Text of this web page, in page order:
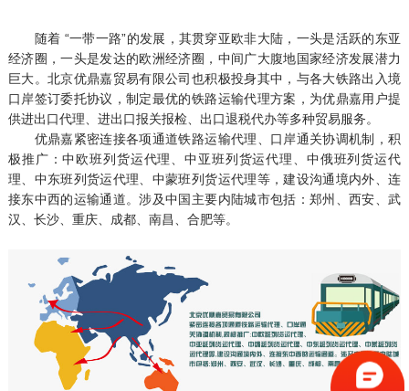
随着 “一带一路”的发展，其贯穿亚欧非大陆，一头是活跃的东亚
经济圈，一头是发达的欧洲经济圈，中间广大腹地国家经济发展潜力
巨大。北京优鼎嘉贸易有限公司也积极投身其中，与各大铁路出入境
口岸签订委托协议，制定最优的铁路运输代理方案，为优鼎嘉用户提
供进出口代理、进出口报关报检、出口退税代办等多种贸易服务。
优鼎嘉紧密连接各项通道铁路运输代理、口岸通关协调机制，积
极推广：中欧班列货运代理、中亚班列货运代理、中俄班列货运代
理、中东班列货运代理、中蒙班列货运代理等，建设沟通境内外、连
接东中西的运输通道。涉及中国主要内陆城市包括：郑州、西安、武
汉、长沙、重庆、成都、南昌、合肥等。